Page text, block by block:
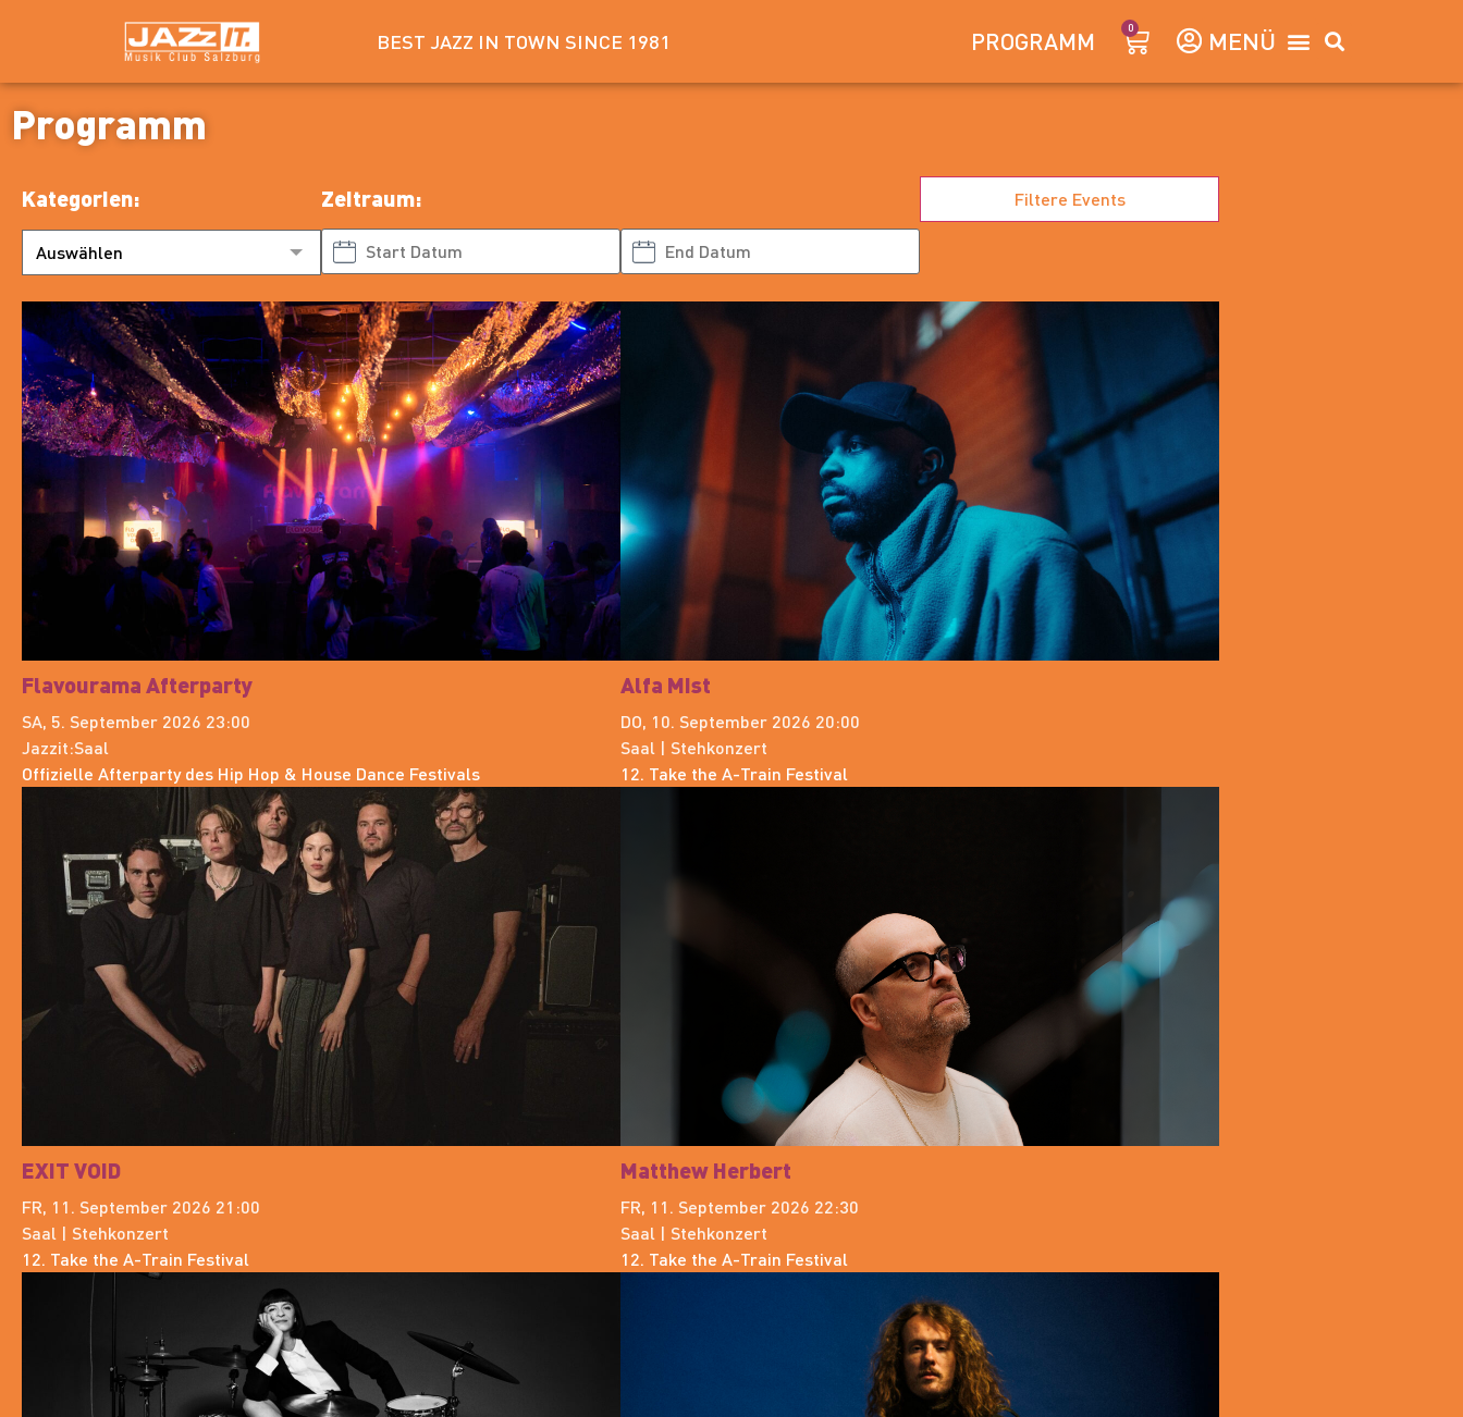
BEST JAZZ IN TOWN SINCE 1981 PROGRAMM 0
Programm
Kategorien:
Auswählen
Zeitraum: Filtere Events
Flavourama Afterparty
SA, 5. September 2026 23:00
Jazzit:Saal
Offizielle Afterparty des Hip Hop & House Dance Festivals
Alfa Mist
DO, 10. September 2026 20:00
Saal | Stehkonzert
12. Take the A-Train Festival
EXIT VOID
FR, 11. September 2026 21:00
Saal | Stehkonzert
12. Take the A-Train Festival
Matthew Herbert
FR, 11. September 2026 22:30
Saal | Stehkonzert
12. Take the A-Train Festival